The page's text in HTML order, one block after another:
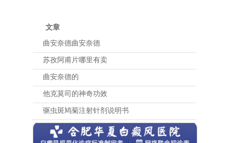
文章
曲安奈德曲安奈德
苏孜阿甫片哪里有卖
曲安奈德的
他克莫司的神奇功效
驱虫斑鸠菊注射针剂说明书